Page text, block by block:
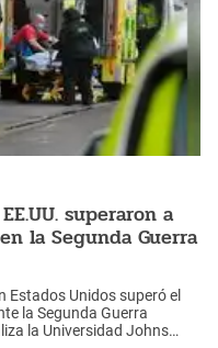
superaron a
la Segunda Guerra
Unidos superó el
la Segunda Guerra
la Universidad Johns